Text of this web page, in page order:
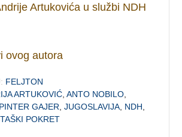
Artukovića u službi NDH
ovog autora
FELJTON
ARTUKOVIĆ ,ANTO NOBILO
GAJER ,JUGOSLAVIJA NDH
POKRET